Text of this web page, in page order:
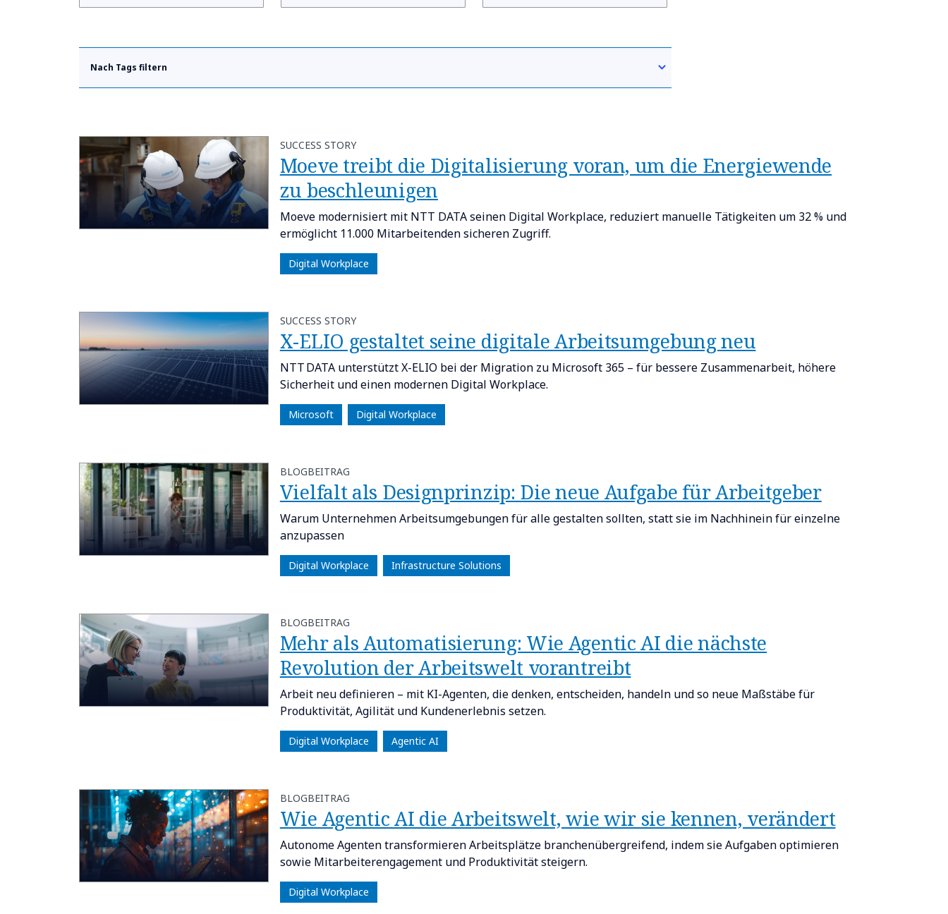
Nach Tags filtern
SUCCESS STORY
Moeve treibt die Digitalisierung voran, um die Energiewende
zu beschleunigen
Moeve modernisiert mit NTT DATA seinen Digital Workplace, reduziert manuelle Tätigkeiten um 32 % und
ermöglicht 11.000 Mitarbeitenden sicheren Zugriff.
Digital Workplace
SUCCESS STORY
X-ELIO gestaltet seine digitale Arbeitsumgebung neu
NTT DATA unterstützt X-ELIO bei der Migration zu Microsoft 365 – für bessere Zusammenarbeit, höhere
Sicherheit und einen modernen Digital Workplace.
Microsoft Digital Workplace
BLOGBEITRAG
​​Vielfalt als Designprinzip: Die neue Aufgabe für Arbeitgeber​
Warum Unternehmen Arbeitsumgebungen für alle gestalten sollten, statt sie im Nachhinein für einzelne
anzupassen
Digital Workplace Infrastructure Solutions
BLOGBEITRAG
Mehr als Automatisierung: Wie Agentic AI die nächste
Revolution der Arbeitswelt vorantreibt
Arbeit neu definieren – mit KI-Agenten, die denken, entscheiden, handeln und so neue Maßstäbe für
Produktivität, Agilität und Kundenerlebnis setzen.
Digital Workplace Agentic AI
BLOGBEITRAG
Wie Agentic AI die Arbeitswelt, wie wir sie kennen, verändert
Autonome Agenten transformieren Arbeitsplätze branchenübergreifend, indem sie Aufgaben optimieren
sowie Mitarbeiterengagement und Produktivität steigern.
Digital Workplace